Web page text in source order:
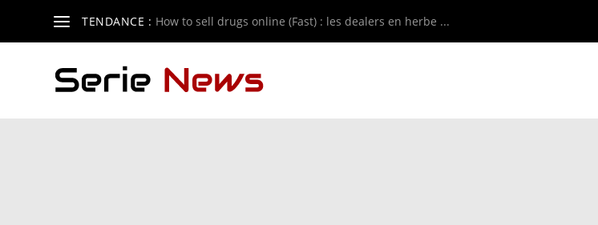
TENDANCE : How to sell drugs online (Fast) : les dealers en herbe ...